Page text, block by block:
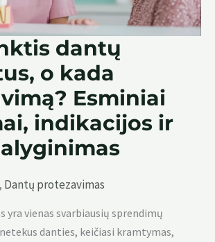
dantų
o kada
Esminiai
indikacijos ir
, Dantų protezavimas
yra vienas svarbiausių sprendimų
danties, keičiasi kramtymas,